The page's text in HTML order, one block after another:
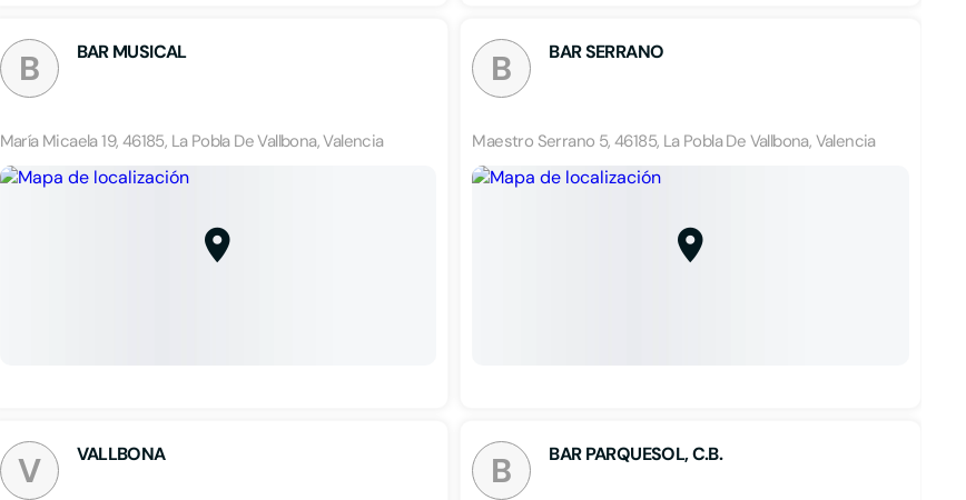
B BAR MUSICAL
María Micaela 19, 46185, La Pobla De Vallbona, Valencia
B BAR SERRANO
Maestro Serrano 5, 46185, La Pobla De Vallbona, Valencia
V VALLBONA B BAR PARQUESOL, C.B.